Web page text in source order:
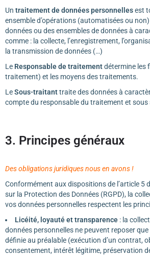
Un traitement de données personnellesest
ensemble d’opérations (automatisées ou
données ou des ensembles de données à
comme : la collecte, l’enregistrement,
la transmission de données (…)
Le Responsable de traitementdétermine les
traitement) et les moyens des traitements.
LeSous-traitanttraite des données à
compte du responsable du traitement et
3. Principes généraux
Des obligations juridiques nous en avons !
Conformément aux dispositions de l’article 5
sur la Protection des Données (RGPD), la
vos données personnelles respectent les
Licéité, loyauté et transparence : la
données personnelles ne peuvent reposer
définie au préalable (exécution d’un contrat,
consentement, intérêt légitime, préservation